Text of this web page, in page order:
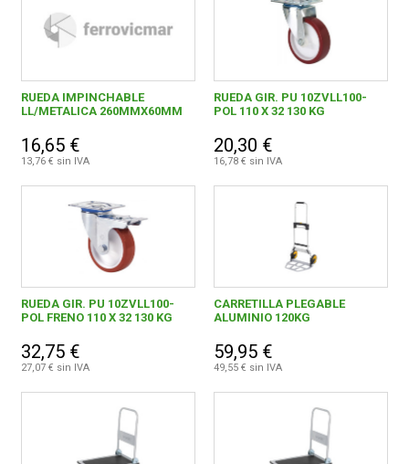
RUEDA IMPINCHABLE
LL/METALICA 260MMX60MM
16,65 €
13,76 € sin IVA
RUEDA GIR. PU 10ZVLL100-
POL 110 X 32 130 KG
20,30 €
16,78 € sin IVA
RUEDA GIR. PU 10ZVLL100-
POL FRENO 110 X 32 130 KG
32,75 €
27,07 € sin IVA
CARRETILLA PLEGABLE
ALUMINIO 120KG
59,95 €
49,55 € sin IVA